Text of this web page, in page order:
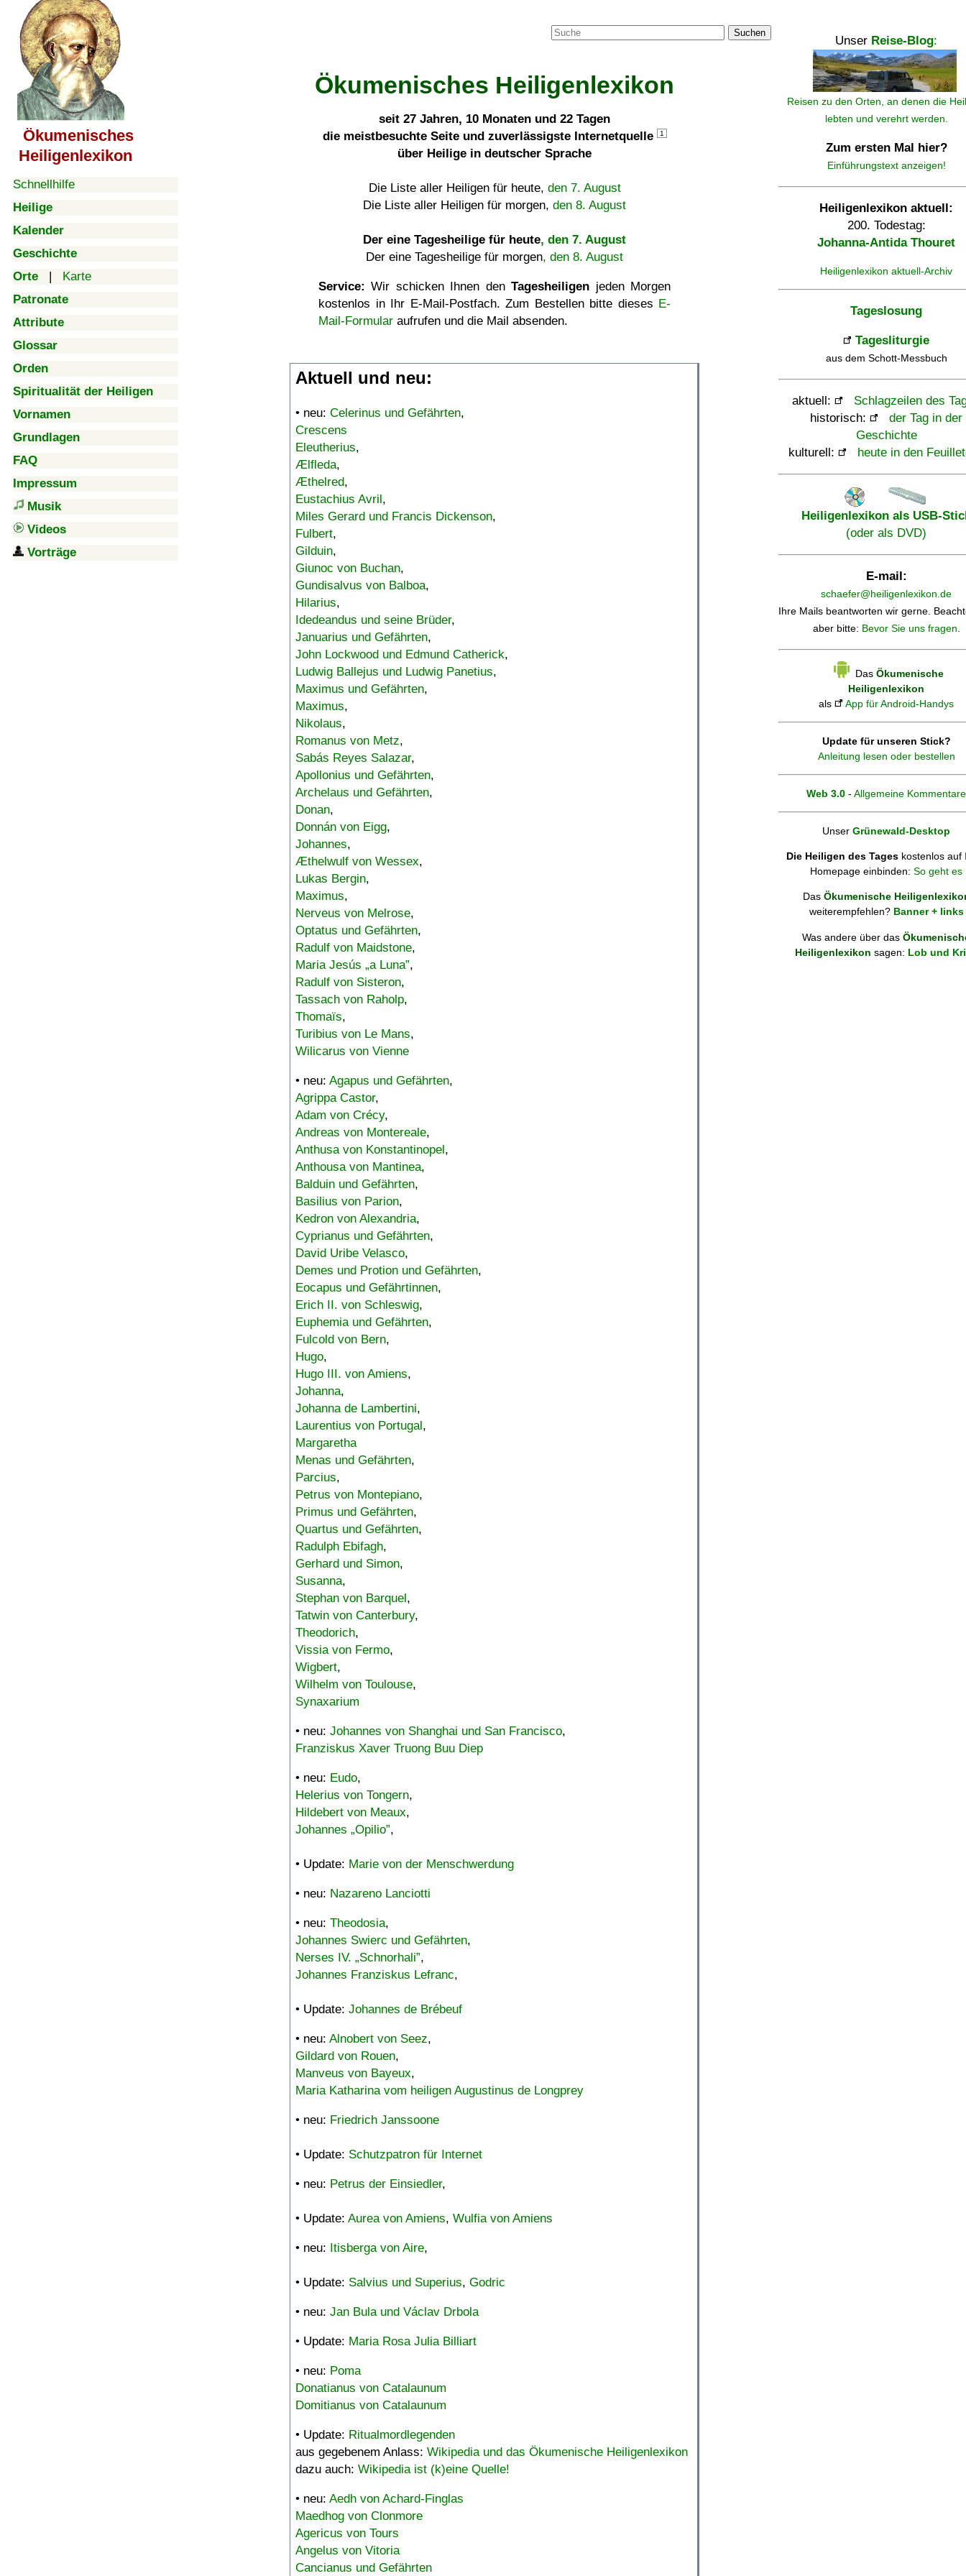
Ökumenisches
Heiligenlexikon
Schnellhilfe
Heilige
Kalender
Geschichte
Orte | Karte
Patronate
Attribute
Glossar
Orden
Spiritualität der Heiligen
Vornamen
Grundlagen
FAQ
Impressum
Musik
Videos
Vorträge
Suchen
Ökumenisches Heiligenlexikon
seit 27 Jahren, 10 Monaten und 22 Tagen
die meistbesuchte Seite und zuverlässigste Internetquelle
1
über Heilige in deutscher Sprache
Die Liste aller Heiligen für heute, den 7. August
Die Liste aller Heiligen für morgen, den 8. August
Der eine Tagesheilige für heute, den 7. August
Der eine Tagesheilige für morgen, den 8. August
Service: Wir schicken Ihnen denTagesheiligen jeden Morgen
kostenlos in Ihr E-Mail-Postfach. Zum Bestellen bitte dieses E-
Mail-Formular aufrufen und die Mail absenden.
Aktuell und neu:
• neu: Celerinus und Gefährten,
Crescens
Eleutherius,
Ælfleda,
Æthelred,
Eustachius Avril,
Miles Gerard und Francis Dickenson,
Fulbert,
Gilduin,
Giunoc von Buchan,
Gundisalvus von Balboa,
Hilarius,
Idedeandus und seine Brüder,
Januarius und Gefährten,
John Lockwood und Edmund Catherick,
Ludwig Ballejus und Ludwig Panetius,
Maximus und Gefährten,
Maximus,
Nikolaus,
Romanus von Metz,
Sabás Reyes Salazar,
Apollonius und Gefährten,
Archelaus und Gefährten,
Donan,
Donnán von Eigg,
Johannes,
Æthelwulf von Wessex,
Lukas Bergin,
Maximus,
Nerveus von Melrose,
Optatus und Gefährten,
Radulf von Maidstone,
Maria Jesús „a Luna”,
Radulf von Sisteron,
Tassach von Raholp,
Thomaïs,
Turibius von Le Mans,
Wilicarus von Vienne
• neu: Agapus und Gefährten,
Agrippa Castor,
Adam von Crécy,
Andreas von Montereale,
Anthusa von Konstantinopel,
Anthousa von Mantinea,
Balduin und Gefährten,
Basilius von Parion,
Kedron von Alexandria,
Cyprianus und Gefährten,
David Uribe Velasco,
Demes und Protion und Gefährten,
Eocapus und Gefährtinnen,
Erich II. von Schleswig,
Euphemia und Gefährten,
Fulcold von Bern,
Hugo,
Hugo III. von Amiens,
Johanna,
Johanna de Lambertini,
Laurentius von Portugal,
Margaretha
Menas und Gefährten,
Parcius,
Petrus von Montepiano,
Primus und Gefährten,
Quartus und Gefährten,
Radulph Ebifagh,
Gerhard und Simon,
Susanna,
Stephan von Barquel,
Tatwin von Canterbury,
Theodorich,
Vissia von Fermo,
Wigbert,
Wilhelm von Toulouse,
Synaxarium
• neu: Johannes von Shanghai und San Francisco,
Franziskus Xaver Truong Buu Diep
• neu: Eudo,
Helerius von Tongern,
Hildebert von Meaux,
Johannes „Opilio”,
• Update: Marie von der Menschwerdung
• neu: Nazareno Lanciotti
• neu: Theodosia,
Johannes Swierc und Gefährten,
Nerses IV. „Schnorhali”,
Johannes Franziskus Lefranc,
• Update: Johannes de Brébeuf
• neu: Alnobert von Seez,
Gildard von Rouen,
Manveus von Bayeux,
Maria Katharina vom heiligen Augustinus de Longprey
• neu: Friedrich Janssoone
• Update: Schutzpatron für Internet
• neu: Petrus der Einsiedler,
• Update: Aurea von Amiens, Wulfia von Amiens
• neu: Itisberga von Aire,
• Update: Salvius und Superius, Godric
• neu: Jan Bula und Václav Drbola
• Update: Maria Rosa Julia Billiart
• neu: Poma
Donatianus von Catalaunum
Domitianus von Catalaunum
• Update: Ritualmordlegenden
aus gegebenem Anlass: Wikipedia und das Ökumenische Heiligenlexikon
dazu auch: Wikipedia ist (k)eine Quelle!
• neu: Aedh von Achard-Finglas
Maedhog von Clonmore
Agericus von Tours
Angelus von Vitoria
Cancianus und Gefährten
Unser Reise-Blog:
Reisen zu den Orten, an denen die
lebten und verehrt werden.
Zum ersten Mal hier?
Einführungstext anzeigen!
Heiligenlexikon aktuell:
200. Todestag:
Johanna-Antida Thouret
Heiligenlexikon aktuell-Archiv
Tageslosung
Tagesliturgie
aus dem Schott-Messbuch
aktuell:
Schlagzeilen des
historisch:
der Tag in der
Geschichte
kulturell:
heute in den
Heiligenlexikon als USB-
(oder als DVD)
E-mail:
schaefer@heiligenlexikon.de
Ihre Mails beantworten wir gerne.
aber bitte: Bevor Sie uns fragen.
Das Ökumenische
Heiligenlexikon
als
App für Android-Handys
Update für unseren Stick?
Anleitung lesen oder bestellen
Web 3.0 - Allgemeine Kommentare
Unser Grünewald-Desktop
Die Heiligen des Tages kostenlos auf
Homepage einbinden: So geht es
Das Ökumenische
weiterempfehlen? Banner + links
Was andere über das
Heiligenlexikon sagen: Lob und